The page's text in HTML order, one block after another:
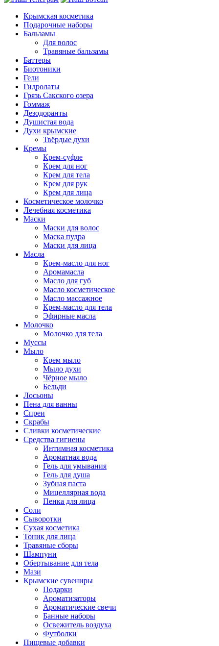
Крымская косметика
Подарочные наборы
Бальзамы
Для волос
Травяные бальзамы
Баттеры
Биотоники
Гели
Гидролаты
Грязь Сакского озера
Гоммаж
Дезодоранты
Душистая вода
Духи крымские
Твёрдые духи
Кремы
Крем-суфле
Крем для ног
Крем для тела
Крем для рук
Крем для лица
Косметическое молочко
Лечебная косметика
Маски
Маски для волос
Маска пудра
Маски для лица
Масла
Крем-масло для ног
Аромамасла
Масло для губ
Масло косметическое
Масло массажное
Крем-масло для тела
Эфирные масла
Молочко
Молочко для тела
Муссы
Мыло
Крем мыло
Мыло духи
Чёрное мыло
Бельди
Лосьоны
Пена для ванны
Спреи
Скрабы
Сливки косметические
Средства гигиены
Интимная косметика
Ароматная вода
Гель для умывания
Гель для душа
Зубная паста
Мицеллярная вода
Пенка для лица
Соли
Сыворотки
Сухая косметика
Тоник для лица
Травяные сборы
Шампуни
Обертывание для тела
Мази
Крымские сувениры
Подарки
Ароматизаторы
Ароматические свечи
Банные наборы
Освежитель воздуха
Футболки
Пищевые добавки